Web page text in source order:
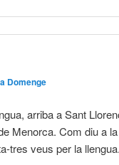
Domenge
arriba a Sant
Menorca. Com diu a
tres veus per la